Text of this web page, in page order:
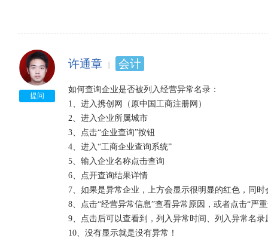
5、经营状态迁出是指：企业登记主管机关的变更，
7、经营状态停业是指：由某种原因，企业在期末处
8、经营状态清算是指：按章程规定解散以及由于破
产、债权、债务进行全面清查，并进行收取债权，清
吊销和注销的区别：
1、两者的行为主体不同。吊销企业法人营业执照是
照是企业的主动行为。
2、两者的性质不同。吊销是因企业违法行为而导致
行为。
3、两者的法律后果不同。吊销会给企业及其法定代
法律责任；注销是按照法律规定的程序结束公司主
提问
许通章 会计
如何查询企业是否被列入经营异常名录：
1、进入携创网（原中国工商注册网）
2、进入企业所属城市
3、点击“企业查询”按钮
4、进入“工商企业查询系统”
5、输入企业名称点击查询
6、点开查询结果详情
7、如果是异常企业，上方会显示很明显的红色，同
8、点击“经营异常信息”查看异常原因，或者点击“严
9、点击后可以查看到，列入异常时间、列入异常名
10、没有显示就是没有异常！